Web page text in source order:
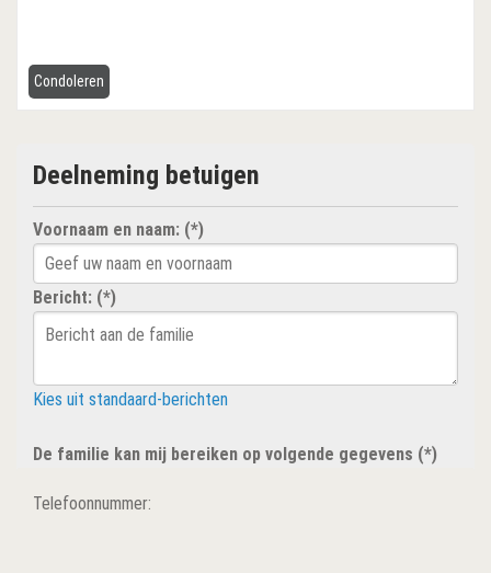
Condoleren
Deelneming betuigen
Voornaam en naam: (*)
Bericht: (*)
Kies uit standaard-berichten
De familie kan mij bereiken op volgende gegevens (*)
Telefoonnummer: